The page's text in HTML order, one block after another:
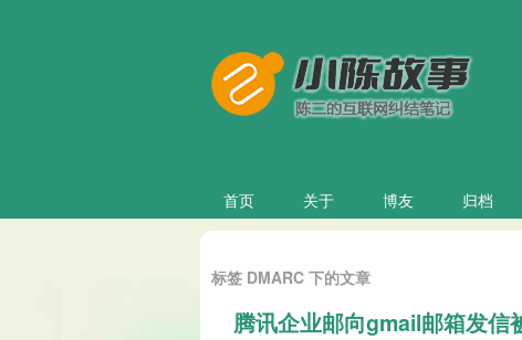
首页 关于 博友 归档
标签 DMARC 下的文章
腾讯企业邮向gmail邮箱发信